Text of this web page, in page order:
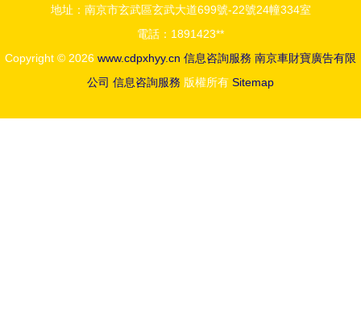
咨詢服務解
析
地址：南京市玄武區玄武大道699號-22號24幢334室
電話：1891423**
Copyright © 2026 www.cdpxhyy.cn 信息咨詢服務 南京車財寶廣告有限
公司 信息咨詢服務 版權所有 Sitemap